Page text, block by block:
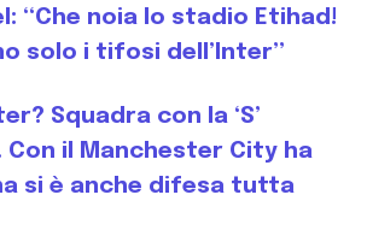
“Che noia lo stadio Etihad!
solo i tifosi dell’Inter”
Squadra con la ‘S’
Con il Manchester City ha
si è anche difesa tutta